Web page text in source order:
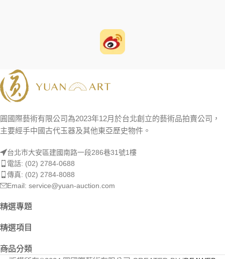
圓國際藝術有限公司為2023年12月於台北創立的藝術品拍賣公司，
主要經手中國古代玉器及其他東亞歷史物件。
台北市大安區建國南路一段286巷31號1樓
電話: (02) 2784-0688
傳真: (02) 2784-8088
Email: service@yuan-auction.com
精選專題
精選項目
商品分類